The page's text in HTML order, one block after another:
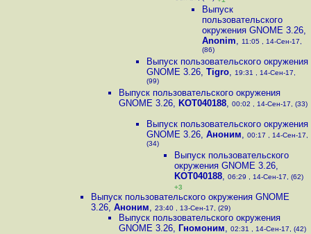
Выпуск
пользовательского
окружения GNOME 3.26,
Anonim, 11:05 , 14-Сен-17,
(86)
Выпуск пользовательского окружения
GNOME 3.26, Tigro, 19:31 , 14-Сен-17,
(99)
Выпуск пользовательского окружения
GNOME 3.26, KOT040188, 00:02 , 14-Сен-17, (33)
Выпуск пользовательского окружения
GNOME 3.26, Аноним, 00:17 , 14-Сен-17,
(34)
Выпуск пользовательского
окружения GNOME 3.26,
KOT040188, 06:29 , 14-Сен-17, (62)
+3
Выпуск пользовательского окружения GNOME
3.26, Аноним, 23:40 , 13-Сен-17, (29)
Выпуск пользовательского окружения
GNOME 3.26, Гномоним, 02:31 , 14-Сен-17, (42)